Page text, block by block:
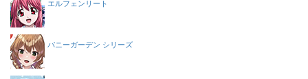
エルフェンリート
バニーガーデン シリーズ